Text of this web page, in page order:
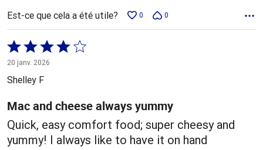
Est-ce que cela a été utile? 0 0
Coté
4 sur
5
20 janv. 2026
Shelley F
Mac and cheese always yummy
Quick, easy comfort food; super cheesy and
yummy! I always like to have it on hand